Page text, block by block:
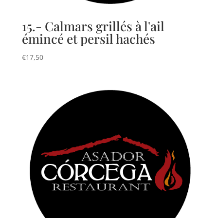
15.- Calmars grillés à l'ail
émincé et persil hachés
€17,50